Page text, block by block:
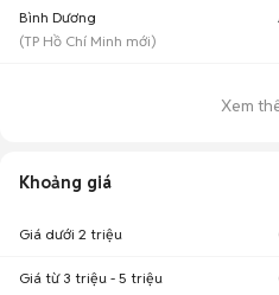
Bình Dương
(TP Hồ Chí Minh mới)
Xem
Khoảng giá
Giá dưới 2 triệu
Giá từ 3 triệu - 5 triệu